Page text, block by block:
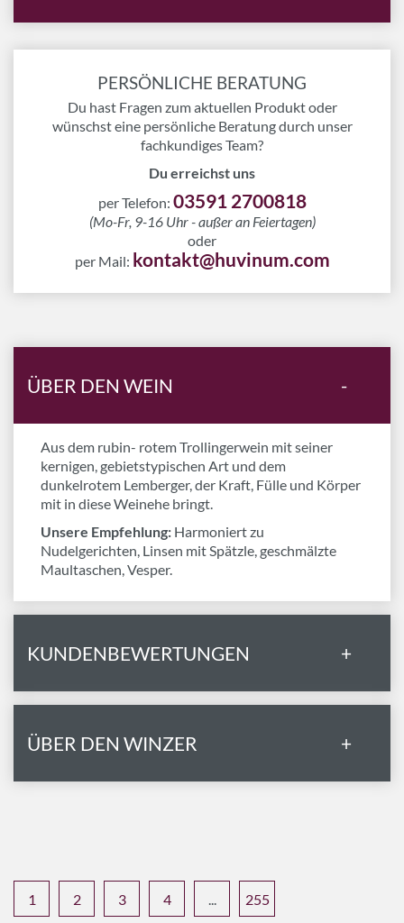
PERSÖNLICHE BERATUNG
Du hast Fragen zum aktuellen Produkt oder
wünschst eine persönliche Beratung durch unser
fachkundiges Team?
Du erreichst uns
per Telefon: 03591 2700818
(Mo-Fr, 9-16 Uhr - außer an Feiertagen)
oder
per Mail: kontakt@huvinum.com
ÜBER DEN WEIN -
Aus dem rubin- rotem Trollingerwein mit seiner
kernigen, gebietstypischen Art und dem
dunkelrotem Lemberger, der Kraft, Fülle und Körper
mit in diese Weinehe bringt.
Unsere Empfehlung: Harmoniert zu
Nudelgerichten, Linsen mit Spätzle, geschmälzte
Maultaschen, Vesper.
KUNDENBEWERTUNGEN +
ÜBER DEN WINZER +
1 2 3 4 ... 255